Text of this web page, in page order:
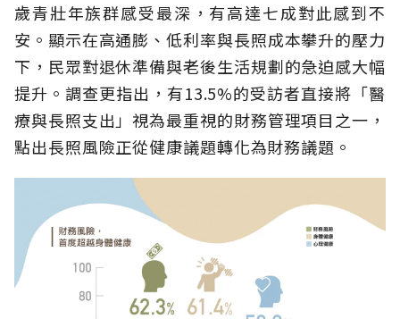
歲青壯年族群感受最深，有高達七成對此感到不
安。顯示在高通膨、低利率與長照成本攀升的壓力
下，民眾對退休準備與老後生活規劃的急迫感大幅
提升。調查更指出，有13.5%的受訪者直接將「醫
療與長照支出」視為最重視的財務管理項目之一，
點出長照風險正從健康議題轉化為財務議題。